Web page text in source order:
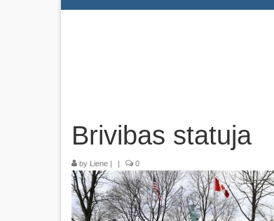
Brivibas statuja
by Liene | | 0